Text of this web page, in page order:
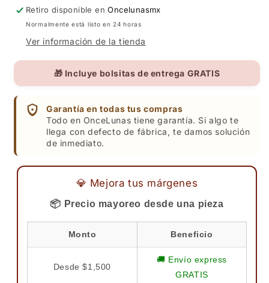
Retiro disponible enOncelunasmx
Normalmente está listo en 24 horas
Ver información de la tienda
🎁 Incluye bolsitas de entrega GRATIS
Garantía en todas tus compras
Todo en OnceLunas tiene garantía. Si algo te
llega con defecto de fábrica, te damos solución
de inmediato.
💎 Mejora tus márgenes
📦 Precio mayoreo desde una pieza
Monto Beneficio
Desde $1,500
🚚 Envío express
GRATIS